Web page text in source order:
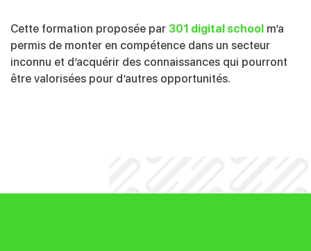
Cette formation proposée par 301 digital school m’a
permis de monter en compétence dans un secteur
inconnu et d’acquérir des connaissances qui pourront
être valorisées pour d’autres opportunités.